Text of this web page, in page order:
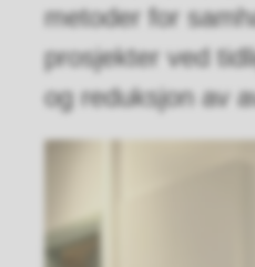
metoder for
prosjekter ved
og reduksjon av